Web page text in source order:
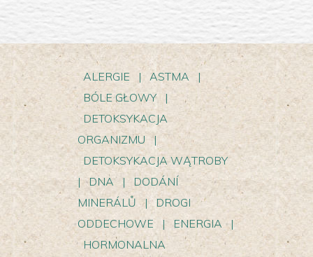
ALERGIE | ASTMA
|
BÓLE GŁOWY
|
DETOKSYKACJA
ORGANIZMU
|
DETOKSYKACJA WĄTROBY
|
DNA |
DODÁNÍ
MINERÁLŮ
|
DROGI
ODDECHOWE
| ENERGIA
|
HORMONALNA